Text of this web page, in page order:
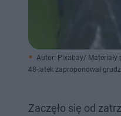
Autor: Pixabay/ Materiały
48-latek zaproponował
Zaczęło się od